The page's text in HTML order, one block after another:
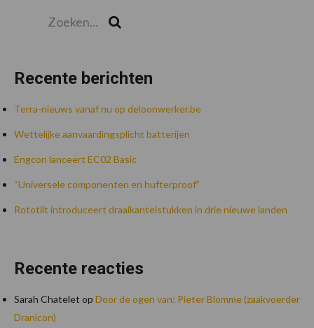
Recente berichten
Terra-nieuws vanaf nu op deloonwerker.be
Wettelijke aanvaardingsplicht batterijen
Engcon lanceert EC02 Basic
“Universele componenten en hufterproof”
Rototilt introduceert draaikantelstukken in drie nieuwe landen
Recente reacties
Sarah Chatelet op Door de ogen van: Pieter Blomme (zaakvoerder
Dranicon)